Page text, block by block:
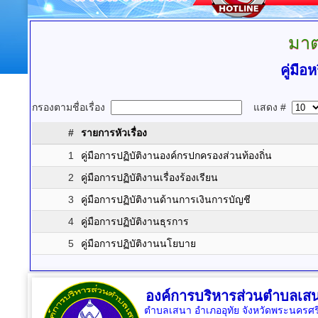
มา
คู่มือ
กรองตามชื่อเรื่อง แสดง #
#
รายการหัวเรื่อง
1
คู่มือการปฏิบัติงานองค์กรปกครองส่วนท้องถิ่น
2
คู่มือการปฏิบัติงานเรื่องร้องเรียน
3
คู่มือการปฏิบัติงานด้านการเงินการบัญชี
4
คู่มือการปฏิบัติงานธุรการ
5
คู่มือการปฏิบัติงานนโยบาย
องค์การบริหารส่วนตำบลเส
ตำบลเสนา อำเภออุทัย จังหวัดพระนคร